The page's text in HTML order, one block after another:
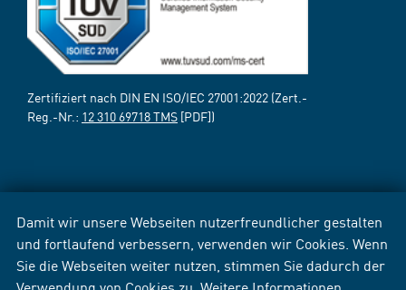
Damit wir unsere Webseiten nutzerfreundlicher gestalten
und fortlaufend verbessern, verwenden wir Cookies. Wenn
Sie die Webseiten weiter nutzen, stimmen Sie dadurch der
Zertifiziert nach DIN EN ISO/IEC 27001:2022 (Zert.-
Reg.-Nr.: 12 310 69718 TMS [PDF])